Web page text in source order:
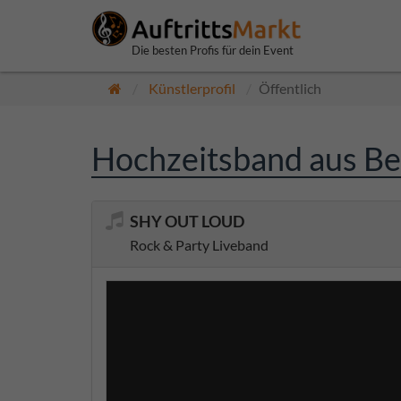
Die besten Profis für dein Event
Künstlerprofil Öffentlich
Hochzeitsband aus
SHY OUT LOUD
Rock & Party Liveband